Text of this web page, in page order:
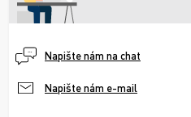
Napište nám na chat
Napište nám e-mail